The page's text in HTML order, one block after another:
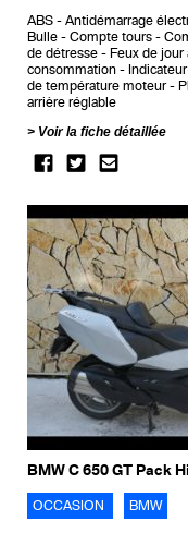
ABS Antidémarrage
Bulle
Compte tours
de détresse
Feux de jour
consommation
de température moteur
arrière réglable
Voir la fiche détaillée
BMW C 650 GT Pack
OCCASION BMW